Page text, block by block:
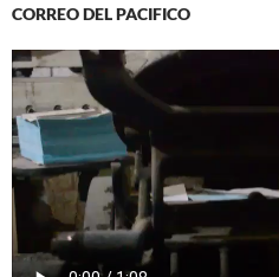
CORREO DEL PACIFICO